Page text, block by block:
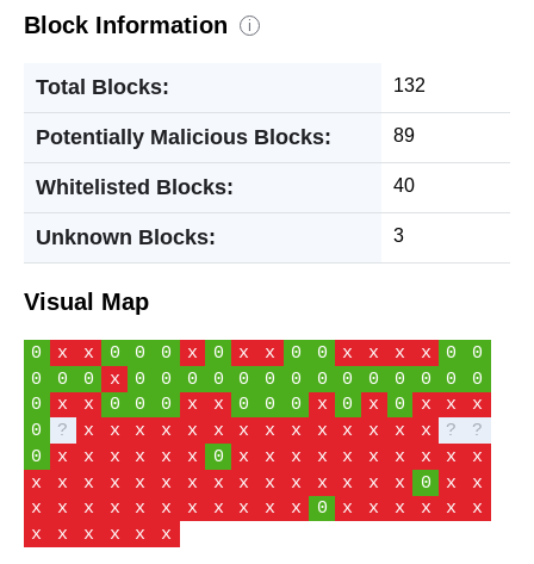
Block Information i
Total Blocks: 132
Potentially Malicious Blocks: 89
Whitelisted Blocks: 40
Unknown Blocks: 3
Visual Map
0 x x 0 0 0 x 0 x x 0 0 x x x x 0
0
0
0 0 x 0 0 0 0 0 0 0 0 0 0 0 0 0
0
0
x x 0 0 0 x x 0 0 0 x 0 x 0 x x
x
0
? x x x x x x x x x x x x x x ?
?
0
x x x x x x 0 x x x x x x x x x
x
x
x x x x x x x x x x x x x x 0 x
x
x
x x x x x x x x x x 0 x x x x x
x
x
x x x x x